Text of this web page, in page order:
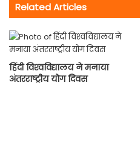
Related Articles
हिंदी विश्‍वविद्यालय ने मनाया
अंतरराष्‍ट्रीय योग दिवस